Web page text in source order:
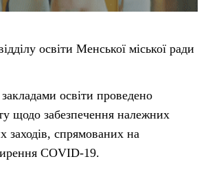
освіти Менської міської ради
освіти проведено
щодо забезпечення належних
заходів, спрямованих на
COVID-19.